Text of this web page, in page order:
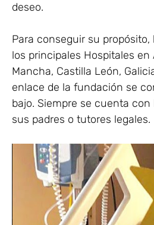
deseo.
Para conseguir su
los principales Hospitales en
Mancha, Castilla León,
enlace de la fundación se
bajo. Siempre se cuenta
sus padres o tutores legales.